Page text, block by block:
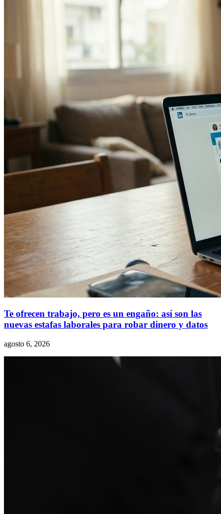
Te ofrecen trabajo, pero es un engaño: así son las
nuevas estafas laborales para robar dinero y datos
agosto 6, 2026